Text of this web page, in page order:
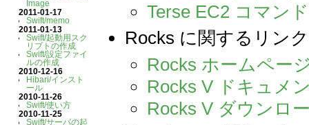
Image
2011-01-17
Swift/memo
2011-01-13
Swift/起動用スク
リプトの作成
Swift/設定ファイ
ルの作成
2010-12-16
Hibari/インスト
ール
2010-11-26
Swift/使い方
2010-11-25
Swift/サーバの起
Terse EC2 コマン
Rocks に関するリンク
Rocks ホームペー
Rocks V ドキュメ
Rocks V ダウンロ